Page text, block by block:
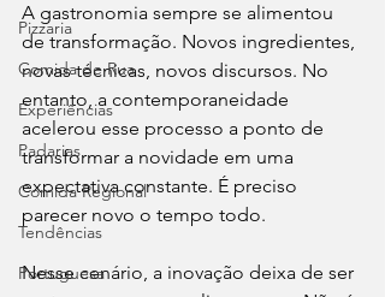
Pizzaria
Comida de Rua
Experiências
Padarias
Comida Regional
Tendências
Portuguesa
A gastronomia sempre se alimentou
de transformação. Novos ingredientes,
novas técnicas, novos discursos. No
entanto, a contemporaneidade
acelerou esse processo a ponto de
transformar a novidade em uma
expectativa constante. É preciso
parecer novo o tempo todo.
Nesse cenário, a inovação deixa de ser